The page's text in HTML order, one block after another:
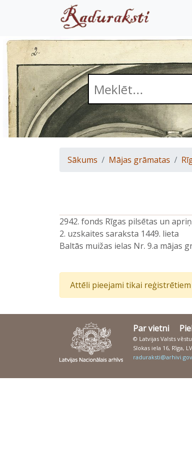
Sākums Mājas grāmatas
2942. fonds Rīgas pilsētas un
2. uzskaites saraksta 1449. lieta
Baltās muižas ielas Nr. 9.a mājas
Attēli pieejami tikai
Par vietni
© Latvijas Valsts
Slokas iela 16, Rīga,